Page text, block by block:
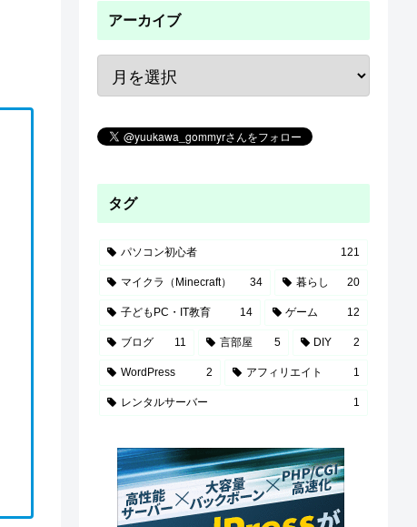
アーカイブ
タグ
パソコン初心者 121
マイクラ（Minecraft） 34 暮らし 20
子どもPC・IT教育 14 ゲーム 12
ブログ 11 言部屋 5 DIY 2
WordPress 2 アフィリエイト 1
レンタルサーバー 1